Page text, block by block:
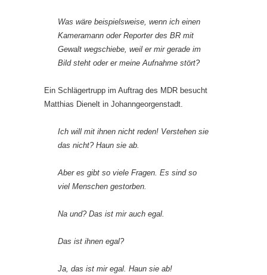
Was wäre beispielsweise, wenn ich einen
Kameramann oder Reporter des BR mit
Gewalt wegschiebe, weil er mir gerade im
Bild steht oder er meine Aufnahme stört?
Ein Schlägertrupp im Auftrag des MDR besucht
Matthias Dienelt in Johanngeorgenstadt.
Ich will mit ihnen nicht reden! Verstehen sie
das nicht? Haun sie ab.
Aber es gibt so viele Fragen. Es sind so
viel Menschen gestorben.
Na und? Das ist mir auch egal.
Das ist ihnen egal?
Ja, das ist mir egal. Haun sie ab!